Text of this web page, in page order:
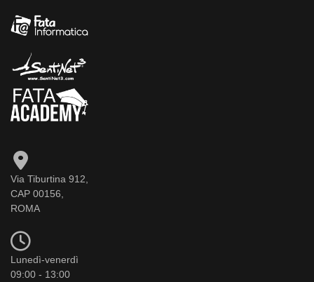
Via Tiburtina 912,
CAP 00156,
ROMA
Lunedì-venerdì
09:00 - 13:00